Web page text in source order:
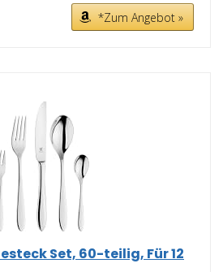
*Zum Angebot »
Set, 60-teilig, Für 12